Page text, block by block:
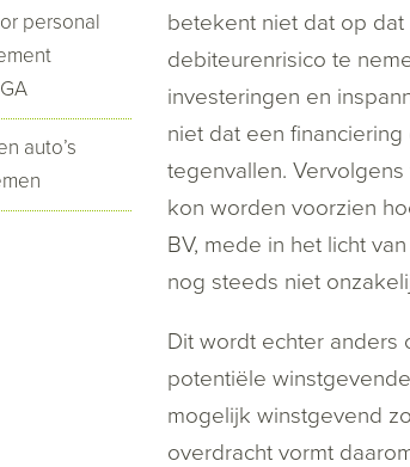
betekent niet dat op
debiteurenrisico te
investeringen en
niet dat een
tegenvallen.
kon worden voorzien
BV, mede in het licht
nog steeds niet
Dit wordt echter anders
potentiële
mogelijk winstgevend
overdracht vormt
personal
auto’s